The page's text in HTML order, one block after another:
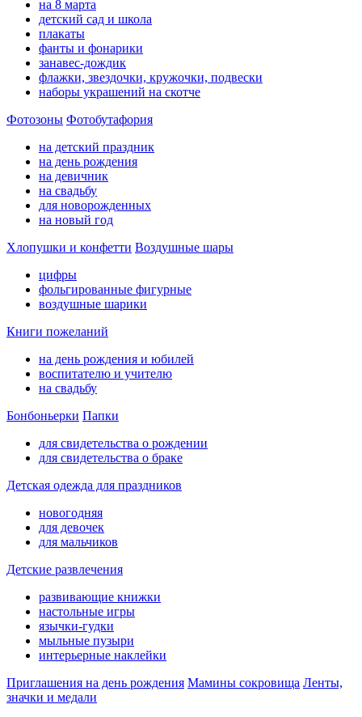
на 8 марта
детский сад и школа
плакаты
фанты и фонарики
занавес-дождик
флажки, звездочки, кружочки, подвески
наборы украшений на скотче
Фотозоны Фотобутафория
на детский праздник
на день рождения
на девичник
на свадьбу
для новорожденных
на новый год
Хлопушки и конфетти Воздушные шары
цифры
фольгированные фигурные
воздушные шарики
Книги пожеланий
на день рождения и юбилей
воспитателю и учителю
на свадьбу
Бонбоньерки Папки
для свидетельства о рождении
для свидетельства о браке
Детская одежда для праздников
новогодняя
для девочек
для мальчиков
Детские развлечения
развивающие книжки
настольные игры
язычки-гудки
мыльные пузыри
интерьерные наклейки
Приглашения на день рождения Мамины сокровища Ленты,
значки и медали